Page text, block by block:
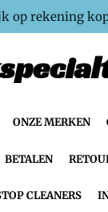
op rekening
ONZE MERKEN
BETALEN
CLEANERS